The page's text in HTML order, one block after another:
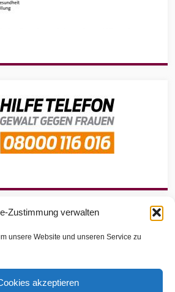
Zustimmung verwalten
unsere Website und unseren Service zu
akzeptieren